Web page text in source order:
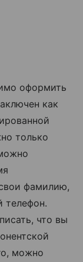
оформить
как
только
фамилию,
телефон.
что вы
можно